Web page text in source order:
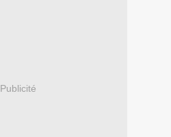
Publicité